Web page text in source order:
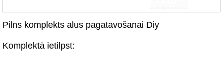
Pilns komplekts alus pagatavošanai Diy
Komplektā ietilpst: